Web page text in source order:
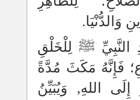
وَالدُّنْيَا.
النَّبِيِّ ﷺ لِلْخَلْقِ
فَإِنَّهُ مَكَثَ مُدَّةً
اللهِ, وَيُبَيِّنُ